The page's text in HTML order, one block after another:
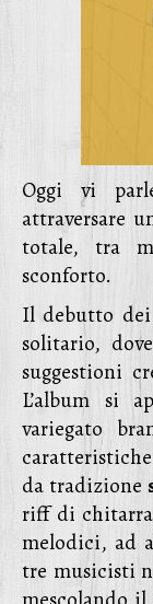
Oggi vi
attraversare
totale, tra
sconforto.
Il debutto dei
solitario,
suggestioni
L’album si
variegato
da tradizione
riff di
melodici, ad
tre musicisti